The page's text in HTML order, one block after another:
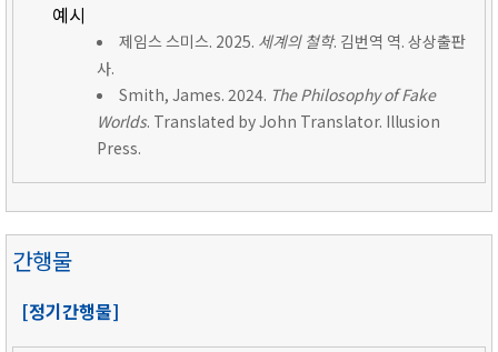
예시
제임스 스미스. 2025. 세계의 철학. 김번역 역. 상상출판
사.
Smith, James. 2024. The Philosophy of Fake
Worlds. Translated by John Translator. Illusion
Press.
간행물
[정기간행물]